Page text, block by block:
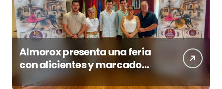
Almorox presenta una feria
con alicientes y marcado
acento torista